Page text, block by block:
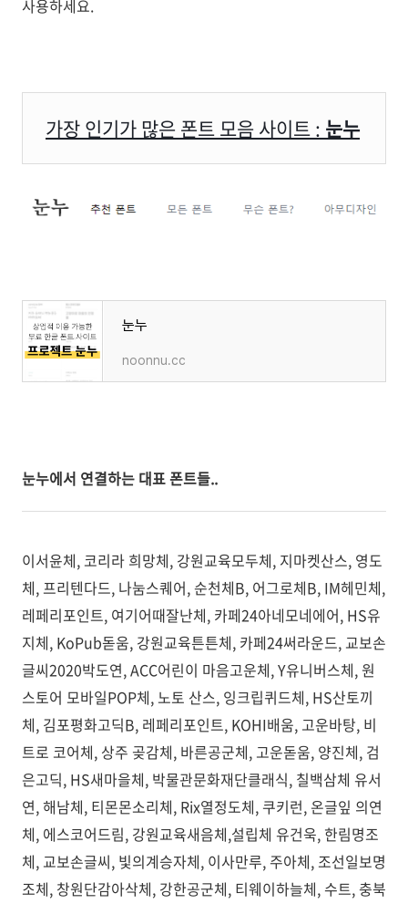
사용하세요.
가장 인기가 많은 폰트 모음 사이트 : 눈누
눈누
noonnu.cc
눈누에서 연결하는 대표 폰트들..
이서윤체, 코리라 희망체, 강원교육모두체, 지마켓산스, 영도
체, 프리텐다드, 나눔스퀘어, 순천체B, 어그로체B, IM헤민체,
레페리포인트, 여기어때잘난체, 카페24아네모네에어, HS유
지체, KoPub돋움, 강원교육튼튼체, 카페24써라운드, 교보손
글씨2020박도연, ACC어린이 마음고운체, Y유니버스체, 원
스토어 모바일POP체, 노토 산스, 잉크립퀴드체, HS산토끼
체, 김포평화고딕B, 레페리포인트, KOHI배움, 고운바탕, 비
트로 코어체, 상주 곶감체, 바른공군체, 고운돋움, 양진체, 검
은고딕, HS새마을체, 박물관문화재단클래식, 칠백삼체 유서
연, 해남체, 티몬몬소리체, Rix열정도체, 쿠키런, 온글잎 의연
체, 에스코어드림, 강원교육새음체,설립체 유건욱, 한림명조
체, 교보손글씨, 빛의계승자체, 이사만루, 주아체, 조선일보명
조체, 창원단감아삭체, 강한공군체, 티웨이하늘체, 수트, 충북